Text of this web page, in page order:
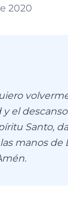
2020
el
Santo,
manos de